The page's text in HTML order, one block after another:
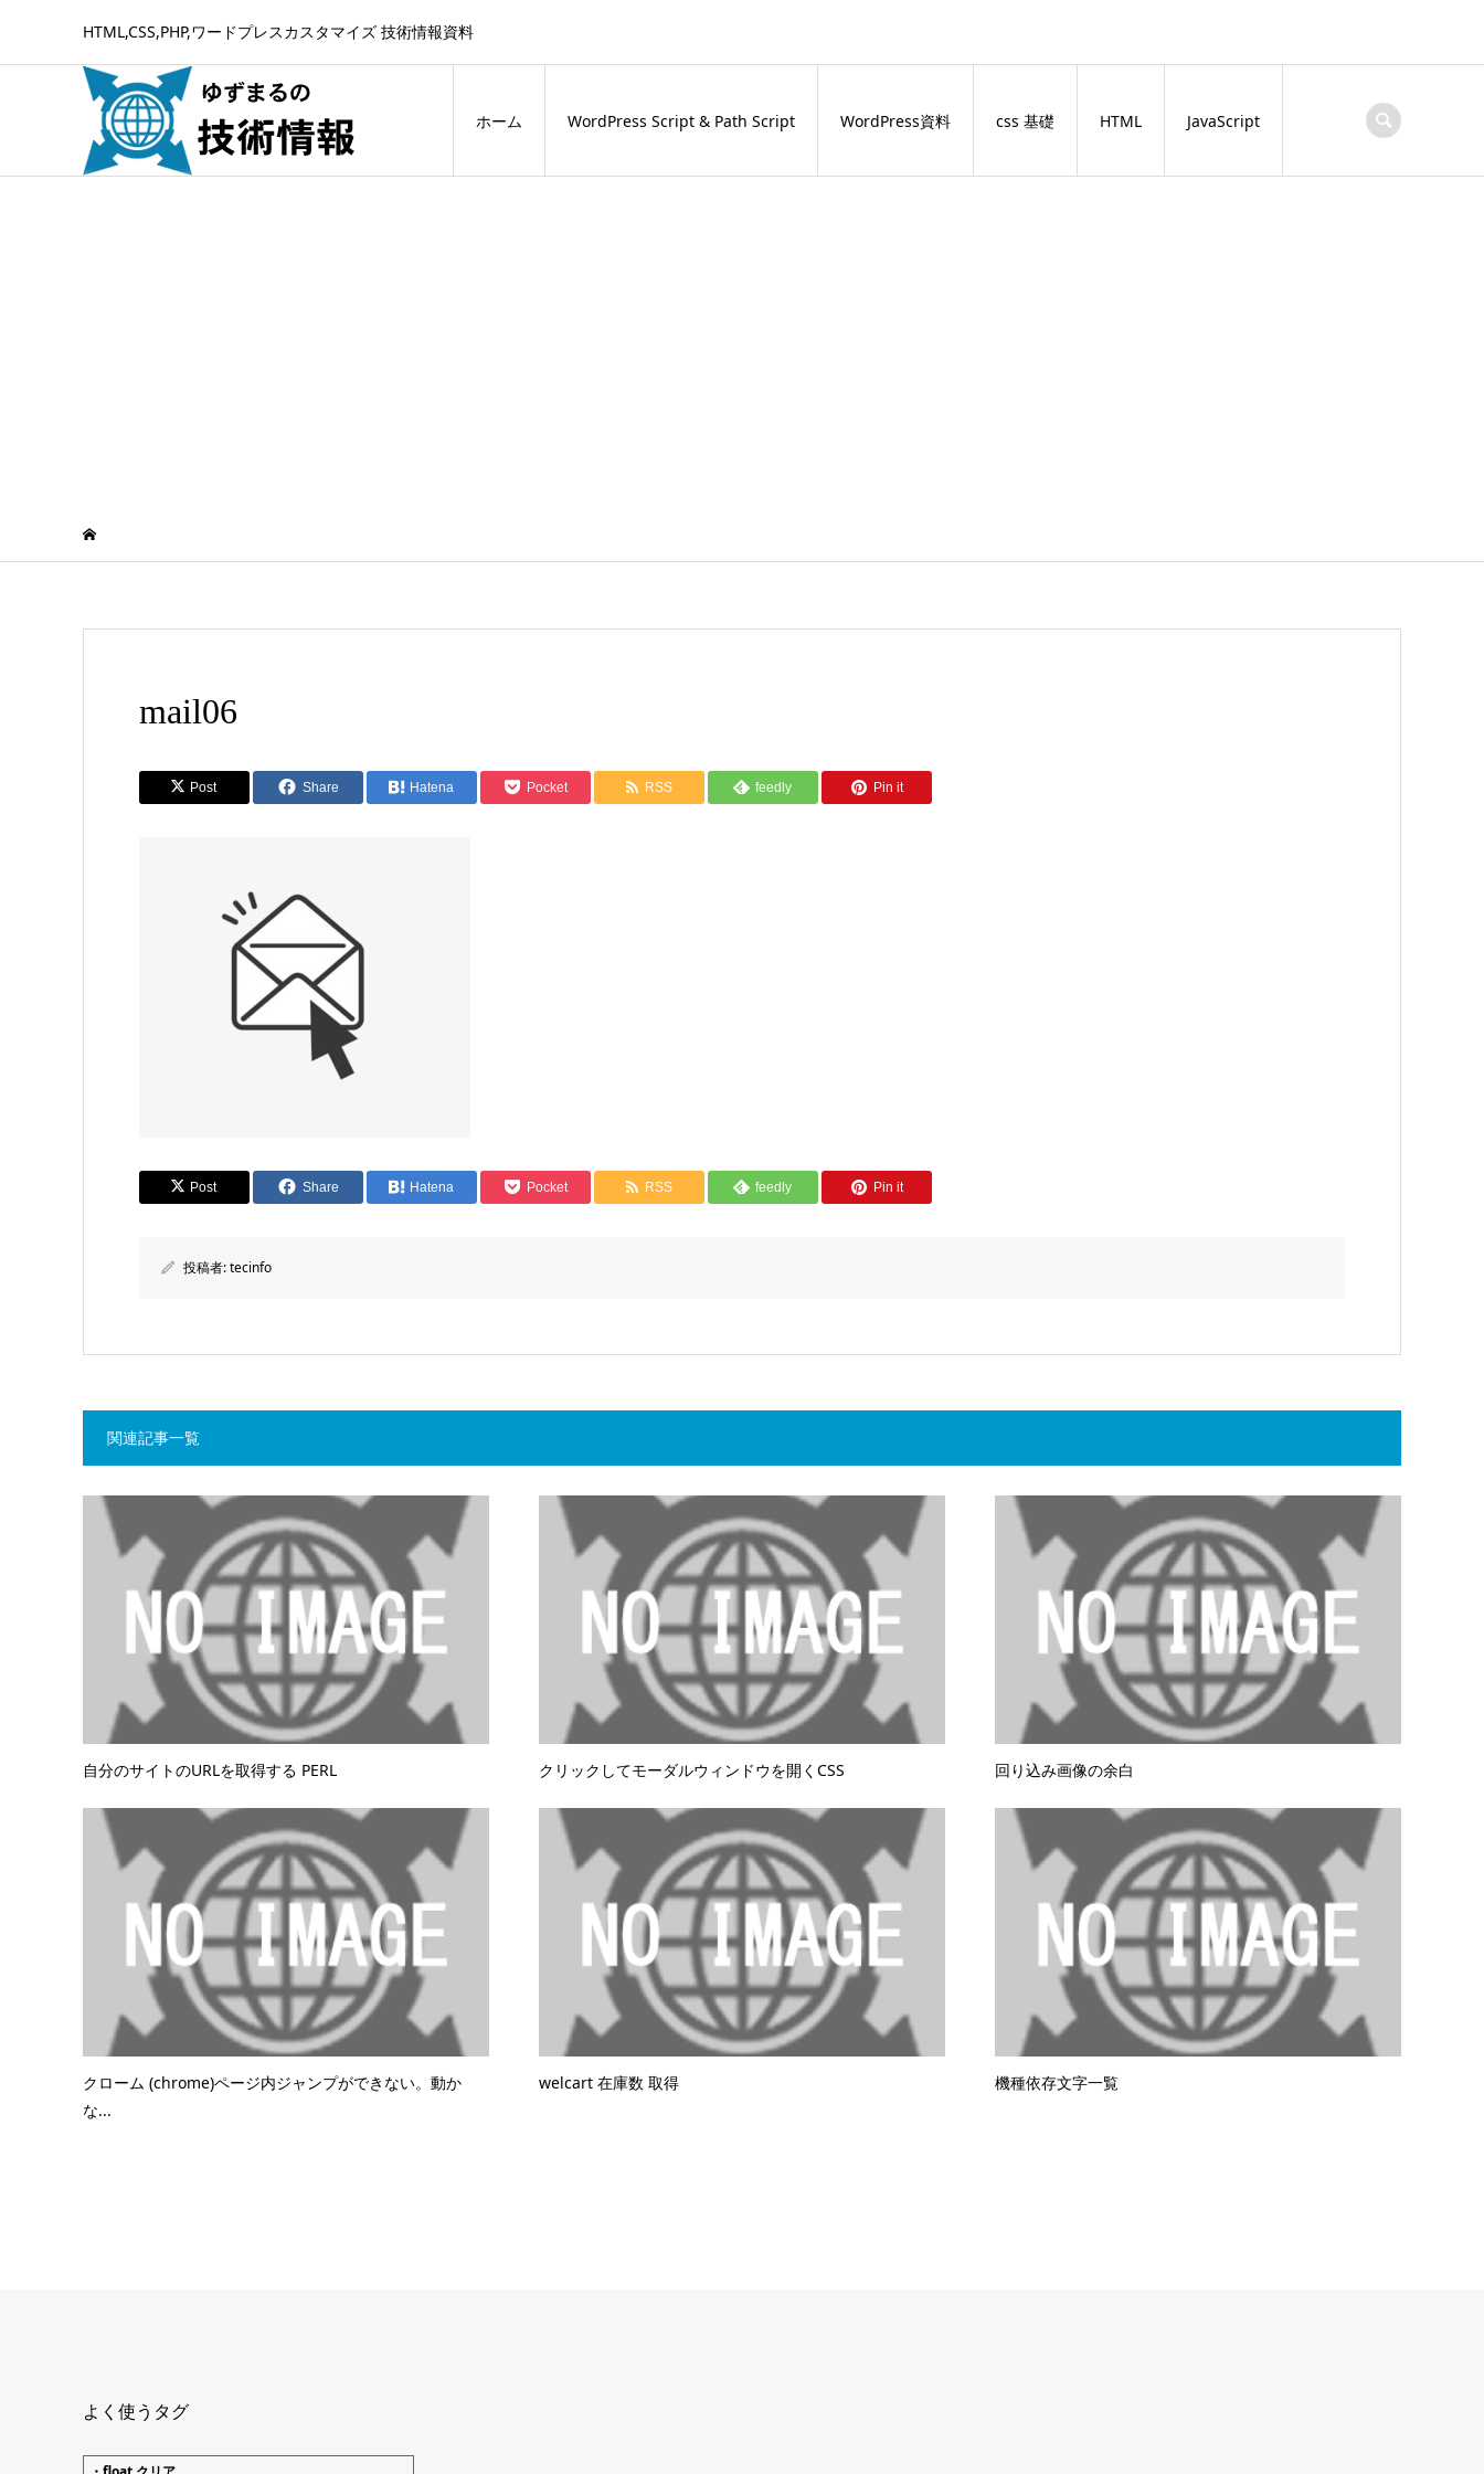
HTML,CSS,PHP,ワードプレスカスタマイズ 技術情報資料
ホーム WordPress Script & Path Script WordPress資料 css 基礎 HTML JavaScript
mail06
Post Share Hatena Pocket RSS feedly Pin it
Post Share Hatena Pocket RSS feedly Pin it
投稿者:tecinfo
関連記事一覧
自分のサイトのURLを取得する PERL クリックしてモーダルウィンドウを開くCSS 回り込み画像の余白
クローム (chrome)ページ内ジャンプができない。動か
な...
welcart 在庫数 取得 機種依存文字一覧
よく使うタグ